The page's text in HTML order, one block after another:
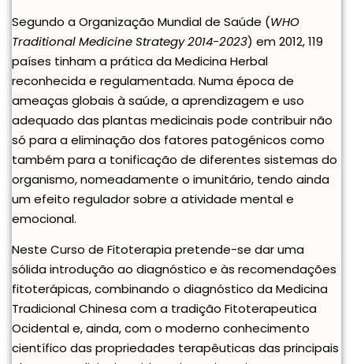
Segundo a Organização Mundial de Saúde (WHO
Traditional Medicine Strategy 2014-2023) em 2012, 119
países tinham a prática da Medicina Herbal
reconhecida e regulamentada. Numa época de
ameaças globais à saúde, a aprendizagem e uso
adequado das plantas medicinais pode contribuir não
só para a eliminação dos fatores patogénicos como
também para a tonificação de diferentes sistemas do
organismo, nomeadamente o imunitário, tendo ainda
um efeito regulador sobre a atividade mental e
emocional.
Neste Curso de Fitoterapia pretende-se dar uma
sólida introdução ao diagnóstico e às recomendações
fitoterápicas, combinando o diagnóstico da Medicina
Tradicional Chinesa com a tradição Fitoterapeutica
Ocidental e, ainda, com o moderno conhecimento
científico das propriedades terapêuticas das principais